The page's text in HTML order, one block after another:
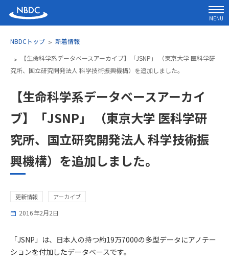
MENU
NBDCトップ
新着情報
【生命科学系データベースアーカイブ】「JSNP」 （東京大学 医科学研
究所、国立研究開発法人 科学技術振興機構）を追加しました。
【生命科学系データベースアーカイ
ブ】「JSNP」 （東京大学 医科学研
究所、国立研究開発法人 科学技術振
興機構）を追加しました。
更新情報 アーカイブ
2016年2月2日
「JSNP」は、日本人の持つ約19万7000の多型データにアノテー
ションを付加したデータベースです。